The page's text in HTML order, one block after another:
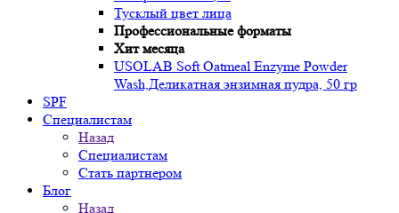
Тусклый цвет лица
Профессиональные форматы
Хит месяца
USOLAB Soft Oatmeal Enzyme Powder
Wash,Деликатная энзимная пудра, 50 гр
SPF
Специалистам
Назад
Специалистам
Стать партнером
Блог
Назад